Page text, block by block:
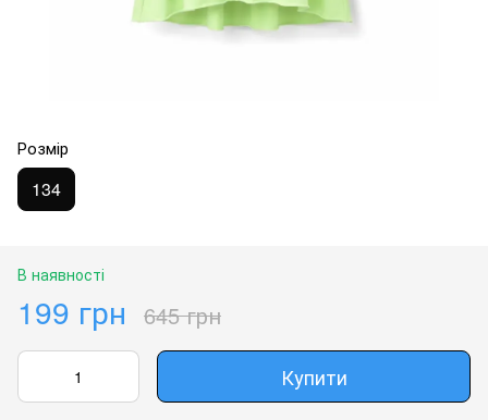
Розмір
134
В наявності
199 грн 645 грн
Купити